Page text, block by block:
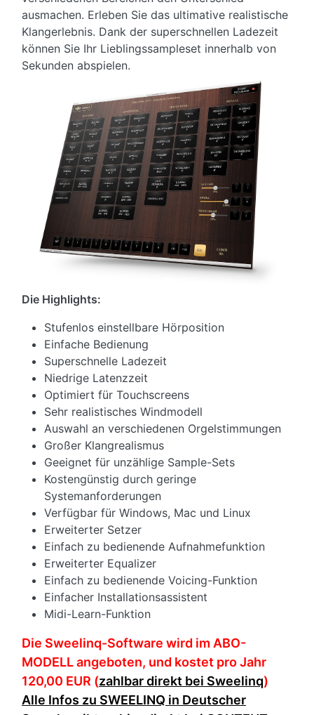
ausmachen. Erleben Sie das ultimative realistische
Klangerlebnis. Dank der superschnellen Ladezeit
können Sie Ihr Lieblingssampleset innerhalb von
Sekunden abspielen.
Die Highlights:
Stufenlos einstellbare Hörposition
Einfache Bedienung
Superschnelle Ladezeit
Niedrige Latenzzeit
Optimiert für Touchscreens
Sehr realistisches Windmodell
Auswahl an verschiedenen Orgelstimmungen
Großer Klangrealismus
Geeignet für unzählige Sample-Sets
Kostengünstig durch geringe
Systemanforderungen
Verfügbar für Windows, Mac und Linux
Erweiterter Setzer
Einfach zu bedienende Aufnahmefunktion
Erweiterter Equalizer
Einfach zu bedienende Voicing-Funktion
Einfacher Installationsassistent
Midi-Learn-Funktion
Die Sweelinq-Software wird im ABO-
MODELL angeboten, und kostet pro Jahr
120,00 EUR (zahlbar direkt bei Sweelinq)
Alle Infos zu SWEELINQ in Deutscher